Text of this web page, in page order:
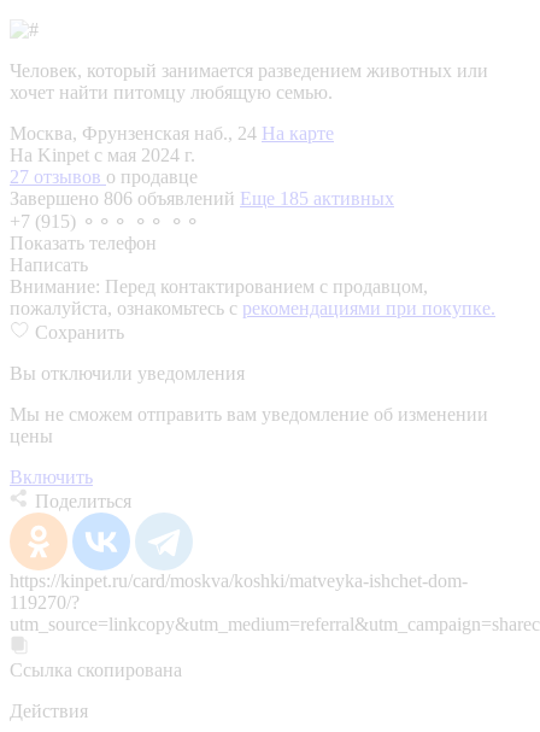
Человек, который занимается разведением животных или
хочет найти питомцу любящую семью.
Москва, Фрунзенская наб., 24 На карте
На Kinpet c мая 2024 г.
27 отзывов о продавце
Завершено 806 объявлений Еще 185 активных
+7 (915) ⚬⚬⚬ ⚬⚬ ⚬⚬
Показать телефон
Написать
Внимание: Перед контактированием с продавцом,
пожалуйста, ознакомьтесь с рекомендациями при покупке.
Сохранить
Вы отключили уведомления
Мы не сможем отправить вам уведомление об изменении
цены
Включить
Поделиться
https://kinpet.ru/card/moskva/koshki/matveyka-ishchet-dom-
119270/?
Ссылка скопирована
Действия